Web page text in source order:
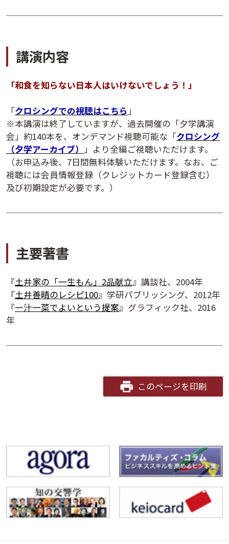
講演内容
「和食を知らない日本人はいけないでしょう！」
「クロシングでの視聴はこちら 」
※本講演は終了していますが、過去開催の「夕学講演
会」約140本を、オンデマンド視聴可能な「クロシング
（夕学アーカイブ）
」より全編ご視聴いただけます。
（お申込み後、7日間無料体験いただけます。なお、ご
視聴には会員情報登録（クレジットカード登録含む）
及び初期設定が必要です。）
主要著書
『土井家の「一生もん」2品献立』講談社、2004年
『土井善晴のレシピ100』学研パブリッシング、2012年
『一汁一菜でよいという提案』グラフィック社、2016
年
このページを印刷
講演アーカイブ
夕学レポート